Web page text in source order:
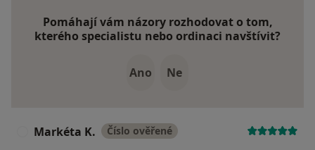
Pomáhají vám názory rozhodovat o tom,
kterého specialistu nebo ordinaci navštívit?
Ano Ne
Markéta K. Číslo ověřené